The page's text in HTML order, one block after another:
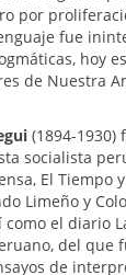
por
fue
hoy
de Nuestra
(1894-
socialista
El Tiempo
Limeño y
el diario
del que
de